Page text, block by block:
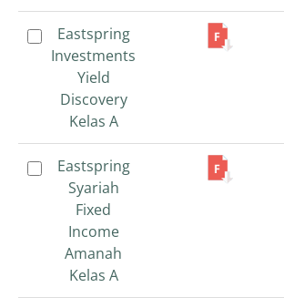
Eastspring
Investments
Yield
Discovery
Kelas A
Eastspring
Syariah
Fixed
Income
Amanah
Kelas A
Eastspring
Investments
Yield
Discovery
Kelas A
Eastspring
Syariah
Fixed
Income
Amanah
Kelas A